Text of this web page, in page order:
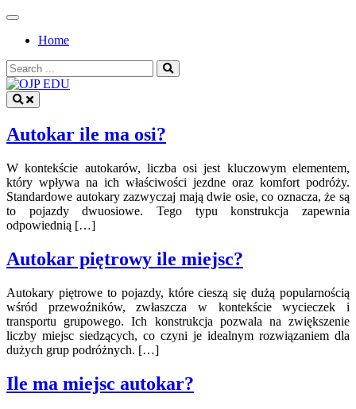
Skip
contentHome
Search
for:
OJP EDU
Autokar ile ma osi?
W kontekście autokarów, liczba osi jest kluczowym elementem,
który wpływa na ich właściwości jezdne oraz komfort podróży.
Standardowe autokary zazwyczaj mają dwie osie, co oznacza, że są
to pojazdy dwuosiowe. Tego typu konstrukcja zapewnia
odpowiednią […]
Autokar piętrowy ile miejsc?
Autokary piętrowe to pojazdy, które cieszą się dużą popularnością
wśród przewoźników, zwłaszcza w kontekście wycieczek i
transportu grupowego. Ich konstrukcja pozwala na zwiększenie
liczby miejsc siedzących, co czyni je idealnym rozwiązaniem dla
dużych grup podróżnych. […]
Ile ma miejsc autokar?